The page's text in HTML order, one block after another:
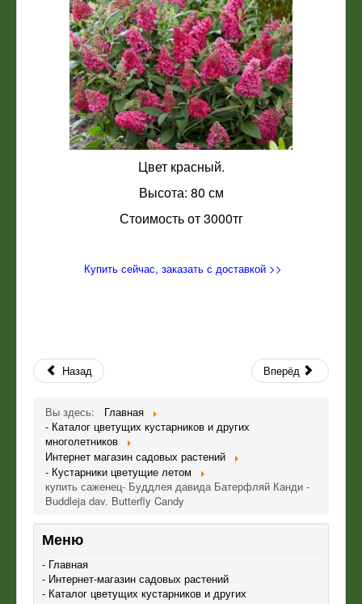
Цвет красный.
Высота: 80 см
Стоимость от 3000тг
Купить сейчас, заказать с доставкой >>
Назад Вперёд
Вы здесь:
Главная
- Каталог цветущих кустарников и других
многолетников
Интернет магазин садовых растений
- Кустарники цветущие летом
купить саженец- Буддлея давида Батерфляй Канди -
Buddleja dav. Butterfly Candy
Меню
- Главная
- Интернет-магазин садовых растений
- Каталог цветущих кустарников и других